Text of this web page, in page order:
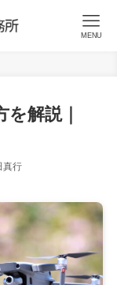
MENU
解説｜
行